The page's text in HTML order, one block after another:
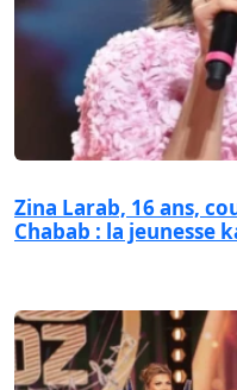
Zina Larab, 16 ans,
Chabab : la jeunesse